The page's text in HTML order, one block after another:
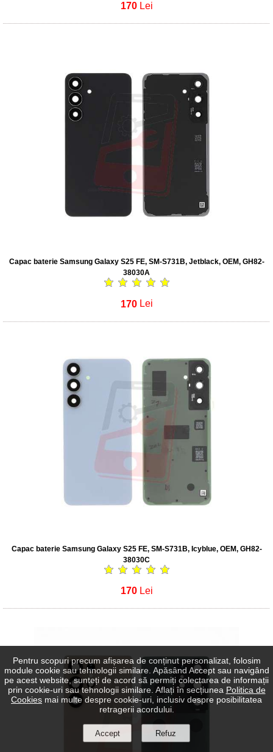
170 Lei
Capac baterie Samsung Galaxy S25 FE, SM-S731B, Jetblack, OEM, GH82-
38030A
170 Lei
Capac baterie Samsung Galaxy S25 FE, SM-S731B, Icyblue, OEM, GH82-
38030C
170 Lei
Pentru scopuri precum afișarea de conținut personalizat, folosim
module cookie sau tehnologii similare. Apăsând Accept sau navigând
pe acest website, sunteți de acord să permiți colectarea de informații
prin cookie-uri sau tehnologii similare. Aflați în secțiunea Politica de
Cookies mai multe despre cookie-uri, inclusiv despre posibilitatea
retragerii acordului.